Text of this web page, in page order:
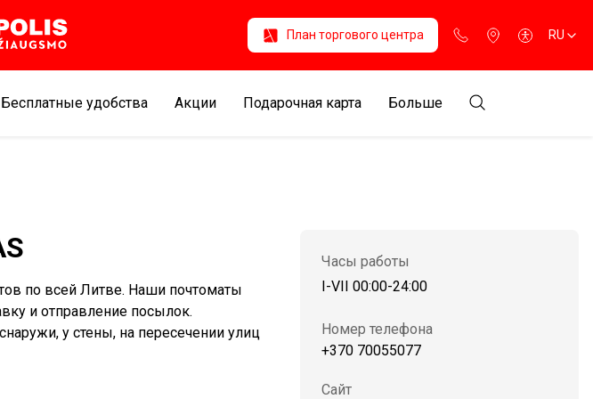
План торгового центра RU
Бесплатные удобства Aкции Подарочная карта Больше
по всей Литве. Наши почтоматы
и отправление посылок.
у стены, на пересечении улиц
Часы работы
I-VII 00:00-24:00
Номер телефона
+370 70055077
Сайт